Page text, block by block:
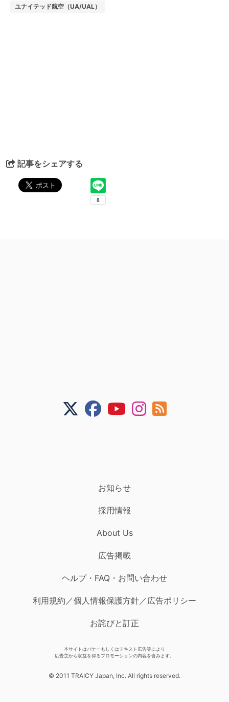
ユナイテッド航空（UA/UAL）
記事をシェアする
お知らせ
採用情報
About Us
広告掲載
ヘルプ・FAQ・お問い合わせ
利用規約／個人情報保護方針／広告ポリシー
お詫びと訂正
本サイトはバナーもしくはテキスト広告等により
広告主から収益を得るプロモーションの内容を含みます。
© 2011 TRAICY Japan, Inc. All rights reserved.